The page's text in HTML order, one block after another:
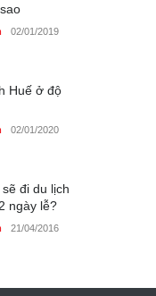
02/01/2019
Huế ở độ
02/01/2020
đi du lịch
ngày lễ?
21/04/2016